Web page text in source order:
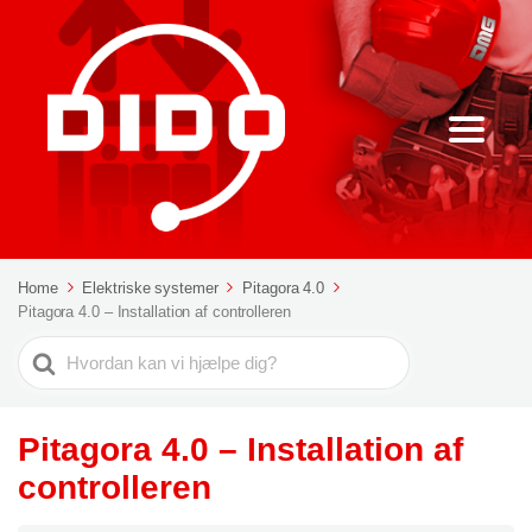
Home Elektriske systemer
Pitagora 4.0
Pitagora 4.0 – Installation af controlleren
Søg
efter
Pitagora 4.0 – Installation af
controlleren